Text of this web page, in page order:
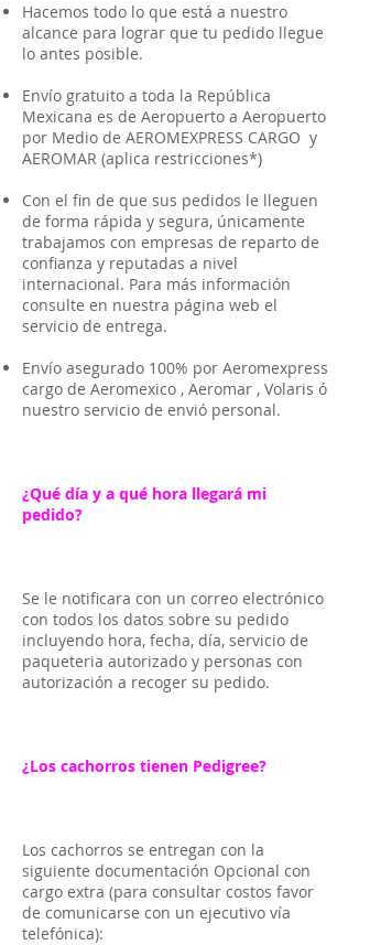
Hacemos todo lo que está a nuestro
alcance para lograr que tu pedido llegue
lo antes posible.
Envío gratuito a toda la República
Mexicana es de Aeropuerto a Aeropuerto
por Medio de AEROMEXPRESS CARGO y
AEROMAR (aplica restricciones*)
Con el fin de que sus pedidos le lleguen
de forma rápida y segura, únicamente
trabajamos con empresas de reparto de
confianza y reputadas a nivel
internacional. Para más información
consulte en nuestra página web el
servicio de entrega.
Envío asegurado 100% por Aeromexpress
cargo de Aeromexico , Aeromar , Volaris ó
nuestro servicio de envió personal.
¿Qué día y a qué hora llegará mi
pedido?
Se le notificara con un correo electrónico
con todos los datos sobre su pedido
incluyendo hora, fecha, día, servicio de
paqueteria autorizado y personas con
autorización a recoger su pedido.
¿Los cachorros tienen Pedigree?
Los cachorros se entregan con la
siguiente documentación Opcional con
cargo extra (para consultar costos favor
de comunicarse con un ejecutivo vía
telefónica):